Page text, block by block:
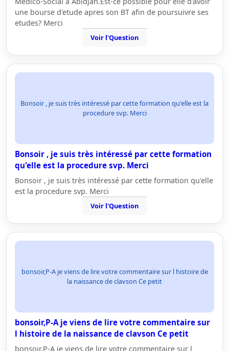
une bourse d'etude apres son BT afin de poursuivre ses
etudes? Merci
Voir l'Question
Bonsoir , je suis très intéressé par cette formation qu'elle est la
procedure svp. Merci
Bonsoir , je suis très intéressé par cette formation
qu'elle est la procedure svp. Merci
Bonsoir , je suis très intéressé par cette formation qu'elle
est la procedure svp. Merci
Voir l'Question
bonsoir,P-A je viens de lire votre commentaire sur l histoire de
la naissance de clavson Ce petit
bonsoir,P-A je viens de lire votre commentaire sur
l histoire de la naissance de clavson Ce petit
bonsoir,P-A je viens de lire votre commentaire sur l